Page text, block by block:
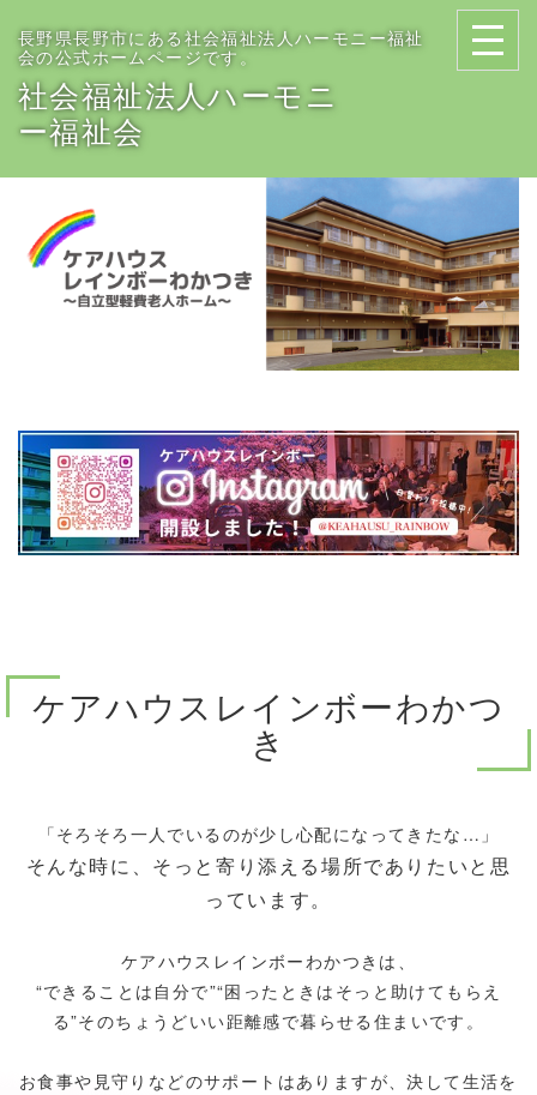
社会福祉法人ハーモニ
ー福祉会
長野県長野市にある社会福祉法人ハーモニー福祉
会の公式ホームページです。
ケアハウスレインボーわかつ
き
「そろそろ一人でいるのが少し心配になってきたな…」
そんな時に、そっと寄り添える場所でありたいと思
っています。
ケアハウスレインボーわかつきは、
“できることは自分で”“困ったときはそっと助けてもらえ
る”そのちょうどいい距離感で暮らせる住まいです。
お食事や見守りなどのサポートはありますが、決して生活を